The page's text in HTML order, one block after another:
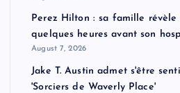
Perez Hilton : sa famille
quelques heures avant son
August 7, 2026
Jake T. Austin admet s'être
'Sorciers de Waverly Place'